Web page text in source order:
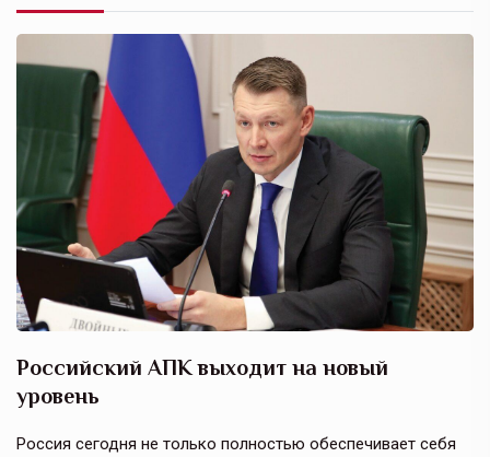
Российский АПК выходит на новый
уровень
Россия сегодня не только полностью обеспечивает себя